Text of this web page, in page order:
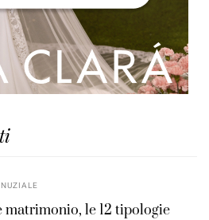
matrimonio, le 12 tipologie